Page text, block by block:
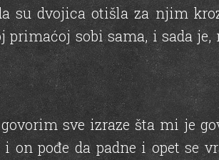
su dvojica otišla za njim
sobi sama, i sada je,
sve izraze šta mi je
pođe da padne i opet se